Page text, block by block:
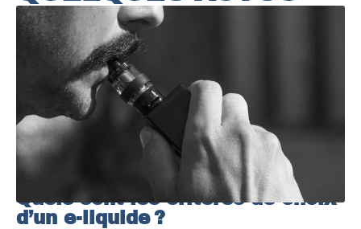
Quels sont les critères de choix
d’un e-liquide ?